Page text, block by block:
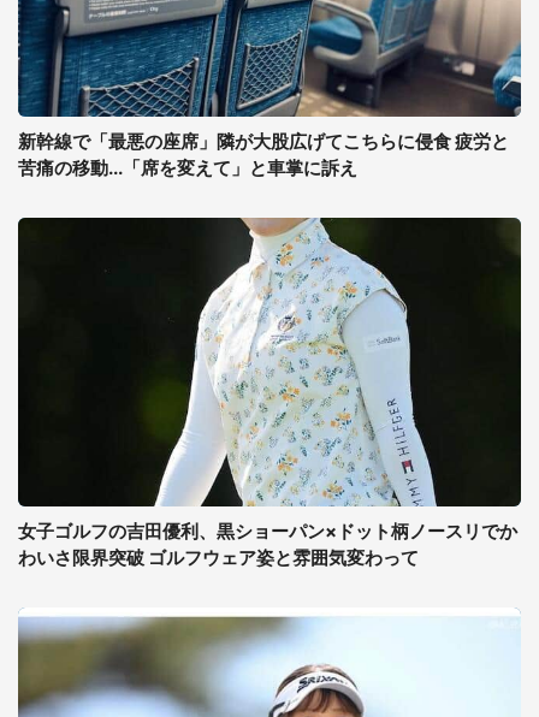
新幹線で「最悪の座席」隣が大股広げてこちらに侵食 疲労と
苦痛の移動...「席を変えて」と車掌に訴え
女子ゴルフの吉田優利、黒ショーパン×ドット柄ノースリでか
わいさ限界突破 ゴルフウェア姿と雰囲気変わって